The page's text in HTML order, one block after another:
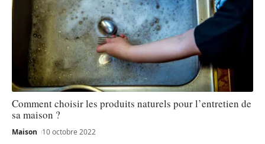
Comment choisir les produits naturels pour l’entretien de
sa maison ?
Maison 10 octobre 2022